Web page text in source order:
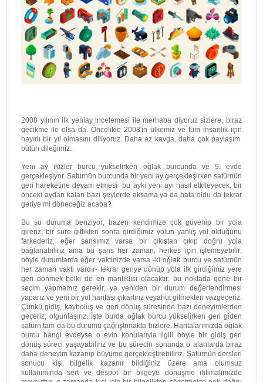
2008 yılının ilk yeniay incelemesi ile merhaba diyoruz sizlere, biraz
gecikme ile olsa da. Öncelikle 2008'in ülkemiz ve tüm insanlık için
hayırlı bir yıl olmasını diliyoruz. Daha az kavga, daha çok paylaşım
bütün dileğimiz.
Yeni ay ikizler burcu yükselirken oğlak burcunda ve 9. evde
gerçekleşiyor. Satürnün burcunda bir yeni ay gerçekleşirken satürnün
geri hareketine devam etmesi bu ayki yeni ayı nasıl etkileyecek, bir
önceki aydan kalan bazı şeylerde aksama ya da hata oldu da tekrar
geriye mi döneceğiz acaba?
Bu şu duruma benziyor; bazen kendimize çok güvenip bir yola
gireriz, bir süre gittikten sonra girdiğimiz yolun yanlış yol olduğunu
farkederiz, eğer şansımız varsa bir çıkıştan çıkıp doğru yola
bağlanabiliriz ama bu şans her zaman, herkes için işlemeyebilir;
böyle durumlarda eğer vaktinizde varsa -ki oğlak burcu ve satürnün
her zaman vakti vardır- tekrar geriye dönüp yola ilk girdiğimiz yere
geri dönmek belki de en mantıklısı olacaktır; bu noktada gene bir
seçim yapmamız gerekir, ya yeniden bir durum değerlendirmesi
yaparız ve yeni bir yol haritası çıkartırız veyahut gitmekten vazgeçeriz.
Çünkü gidiş, kayboluş ve geri dönüş süresinde bazı deneyimlerden
geçeriz, olgunlaşırız. İşte burda oğlak burcu yükselirken geri giden
satürn tam da bu durumu çağrıştrmakta bizlere. Haritalarımızda oğlak
burcu hangi evdeyse o evin konularıyla ilgili böyle bir gidiş geri
dönüş süreci yaşayabiliriz ve bu sürecin sonunda o alanlarda biraz
daha deneyim kazanıp büyüme gerçekleştirebiliriz. Satürnün dersleri
sonucu kişi bilgelik kazanır bildiğiniz üzere ama olumsuz
kullanımında sert ve despot bir bilgeye dönüşme ihtimalimizde